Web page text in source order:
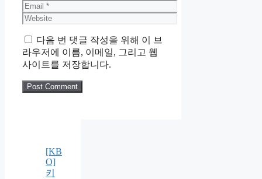
Email
Website
다음 번 댓글 작성을 위해 이 브
라우저에 이름, 이메일, 그리고 웹
사이트를 저장합니다.
[KB
O]
키